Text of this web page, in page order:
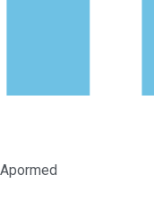
Apormed